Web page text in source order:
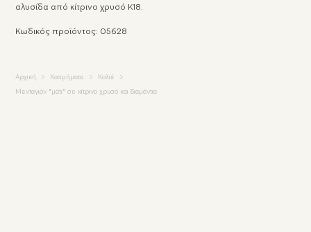
αλυσίδα από κίτρινο χρυσό Κ18.
Κωδικός προϊόντος: 05628
Αρχική Κοσμήματα Κολιέ
Μενταγιόν "μάτι" σε κίτρινο χρυσό και διαμάντια